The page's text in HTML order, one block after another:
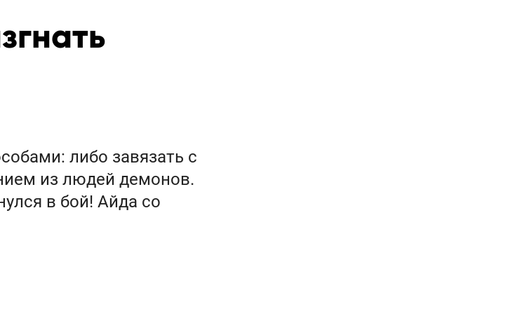
либо завязать с
из людей демонов.
в бой! Айда со